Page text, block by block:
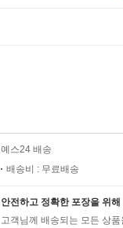
예스24 배송
배송비 : 무료배송
안전하고 정확한 포장을 위
고객님께 배송되는 모든 상